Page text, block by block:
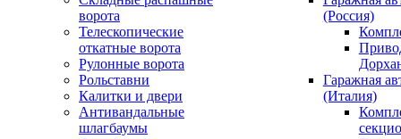
ворота
Телескопические
откатные ворота
Рулонные ворота
Рольставни
Калитки и двери
Антивандальные
шлагбаумы
(Россия)
Гаражная
(Италия)